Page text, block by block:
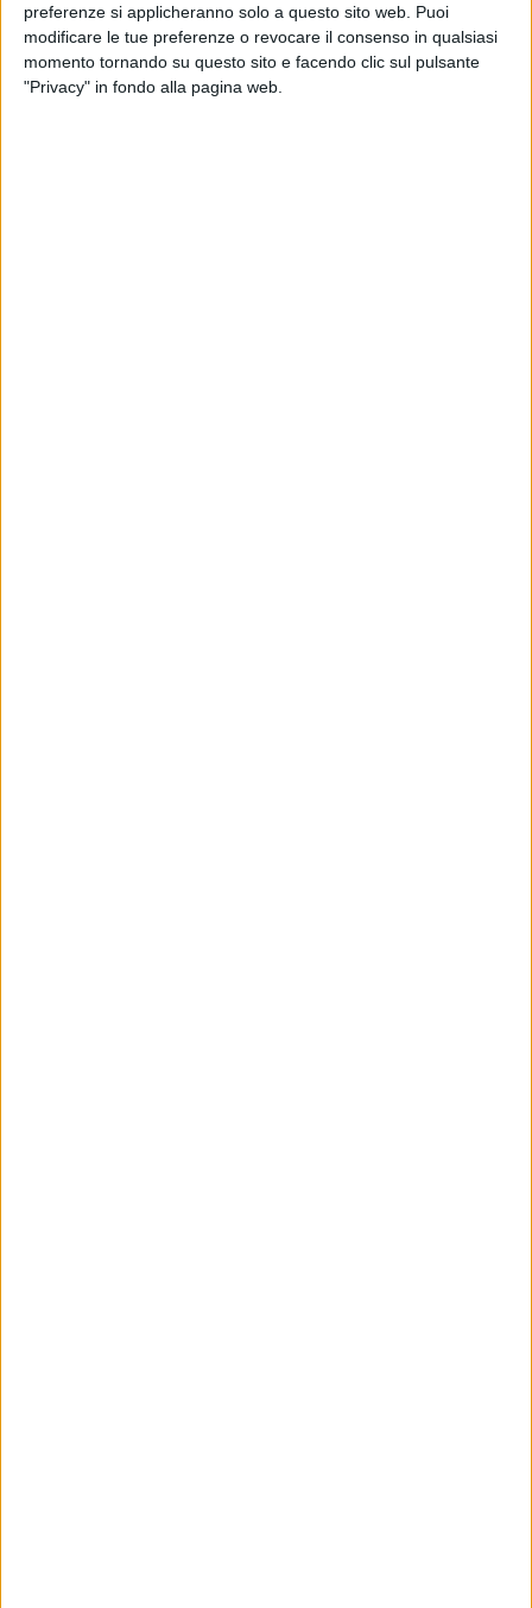
preferenze si applicheranno solo a questo sito web. Puoi
modificare le tue preferenze o revocare il consenso in qualsiasi
momento tornando su questo sito e facendo clic sul pulsante
"Privacy" in fondo alla pagina web.
Diversa la situazione di via Foggia, dove la programmazione
definitiva risulta già in fase conclusiva.